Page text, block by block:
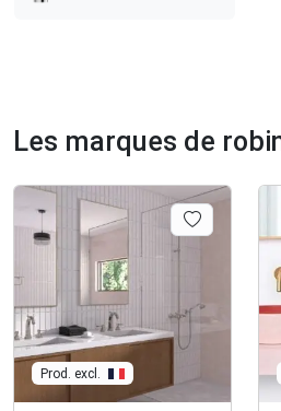
Les marques de
Prod. excl.